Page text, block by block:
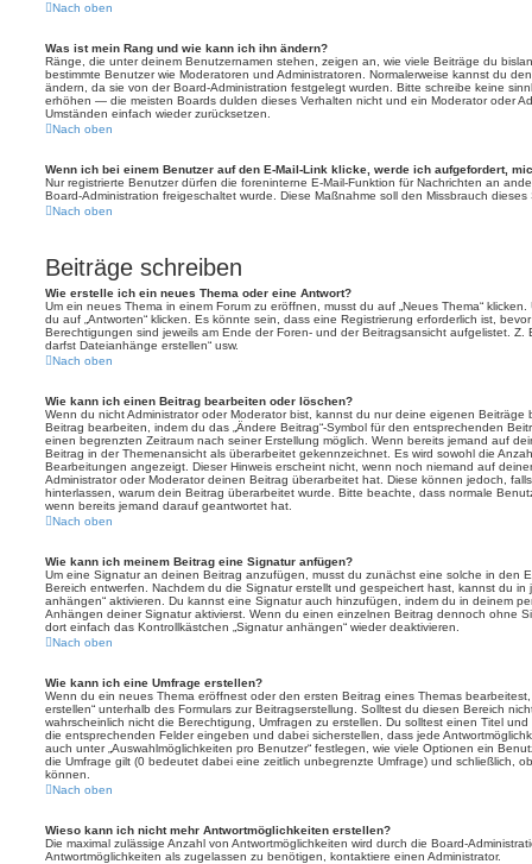
Nach oben
Was ist mein Rang und wie kann ich ihn ändern?
Ränge, die unter deinem Benutzernamen stehen, zeigen an, wie viele Beiträge du
bestimmte Benutzer wie Moderatoren und Administratoren. Normalerweise kannst du
ändern, da sie von der Board-Administration festgelegt wurden. Bitte schreibe keine
erhöhen — die meisten Boards dulden dieses Verhalten nicht und ein Moderator oder
Umständen einfach wieder zurücksetzen.
Nach oben
Wenn ich bei einem Benutzer auf den E-Mail-Link klicke, werde ich aufgefordert,
Nur registrierte Benutzer dürfen die foreninterne E-Mail-Funktion für Nachrichten an
Board-Administration freigeschaltet wurde. Diese Maßnahme soll den Missbrauch
Nach oben
Beiträge schreiben
Wie erstelle ich ein neues Thema oder eine Antwort?
Um ein neues Thema in einem Forum zu eröffnen, musst du auf „Neues Thema“
du auf „Antworten“ klicken. Es könnte sein, dass eine Registrierung erforderlich ist,
Berechtigungen sind jeweils am Ende der Foren- und der Beitragsansicht aufgelistet. Z.
darfst Dateianhänge erstellen“ usw.
Nach oben
Wie kann ich einen Beitrag bearbeiten oder löschen?
Wenn du nicht Administrator oder Moderator bist, kannst du nur deine eigenen
Beitrag bearbeiten, indem du das „Ändere Beitrag“-Symbol für den entsprechenden
einen begrenzten Zeitraum nach seiner Erstellung möglich. Wenn bereits jemand auf
Beitrag in der Themenansicht als überarbeitet gekennzeichnet. Es wird sowohl die
Bearbeitungen angezeigt. Dieser Hinweis erscheint nicht, wenn noch niemand auf
Administrator oder Moderator deinen Beitrag überarbeitet hat. Diese können jedoch,
hinterlassen, warum dein Beitrag überarbeitet wurde. Bitte beachte, dass normale
wenn bereits jemand darauf geantwortet hat.
Nach oben
Wie kann ich meinem Beitrag eine Signatur anfügen?
Um eine Signatur an deinen Beitrag anzufügen, musst du zunächst eine solche in den
Bereich entwerfen. Nachdem du die Signatur erstellt und gespeichert hast, kannst du in
anhängen“ aktivieren. Du kannst eine Signatur auch hinzufügen, indem du in deinem
Anhängen deiner Signatur aktivierst. Wenn du einen einzelnen Beitrag dennoch ohne
dort einfach das Kontrollkästchen „Signatur anhängen“ wieder deaktivieren.
Nach oben
Wie kann ich eine Umfrage erstellen?
Wenn du ein neues Thema eröffnest oder den ersten Beitrag eines Themas
erstellen“ unterhalb des Formulars zur Beitragserstellung. Solltest du diesen Bereich
wahrscheinlich nicht die Berechtigung, Umfragen zu erstellen. Du solltest einen Titel
die entsprechenden Felder eingeben und dabei sicherstellen, dass jede
auch unter „Auswahlmöglichkeiten pro Benutzer“ festlegen, wie viele Optionen ein
die Umfrage gilt (0 bedeutet dabei eine zeitlich unbegrenzte Umfrage) und schließlich,
können.
Nach oben
Wieso kann ich nicht mehr Antwortmöglichkeiten erstellen?
Die maximal zulässige Anzahl von Antwortmöglichkeiten wird durch die Board-
Antwortmöglichkeiten als zugelassen zu benötigen, kontaktiere einen Administrator.